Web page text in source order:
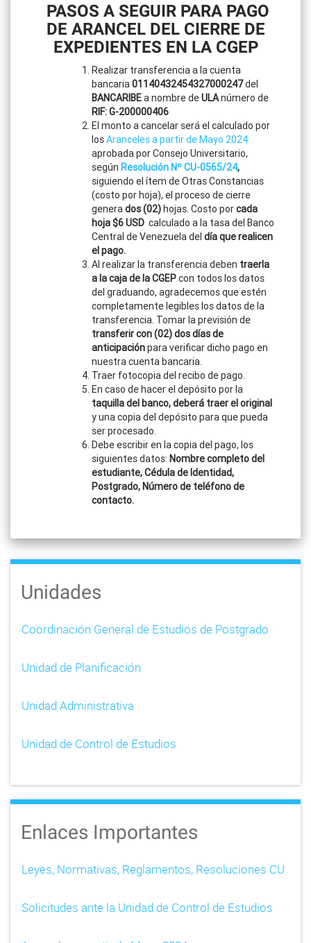
PASOS A SEGUIR PARA PAGO
DE ARANCEL DEL CIERRE DE
EXPEDIENTES EN LA CGEP
Realizar transferencia a la cuenta
bancaria 01140432454327000247del
BANCARIBEa nombre deULAnúmero de
RIF: G-200000406
El monto a cancelar será el calculado por
losAranceles a partir de Mayo 2024
aprobada por Consejo Universitario,
según Resolución Nº CU-0565/24,
siguiendo el ítem de Otras Constancias
(costo por hoja), el proceso de cierre
genera dos (02)hojas. Costo porcada
hoja $6 USD calculado a la tasa del Banco
Central de Venezuela del día que realicen
el pago.
Al realizar la transferencia deben traerla
a la caja de la CGEPcon todos los datos
del graduando, agradecemos que estén
completamente legibles los datos de la
transferencia. Tomar la previsión de
transferir con (02) dos días de
anticipaciónpara verificar dicho pago en
nuestra cuenta bancaria.
Traer fotocopia del recibo de pago.
En caso de hacer el depósito por la
taquilla del banco, deberá traer el original
y una copia del depósito para que pueda
ser procesado.
Debe escribir en la copia del pago, los
siguientes datos: Nombre completo del
estudiante, Cédula de Identidad,
Postgrado, Número de teléfono de
contacto.
Unidades
Coordinación General de Estudios de Postgrado
Unidad de Planificación
Unidad Administrativa
Unidad de Control de Estudios
Enlaces Importantes
Leyes, Normativas, Reglamentos, Resoluciones CU
Solicitudes ante la Unidad de Control de Estudios